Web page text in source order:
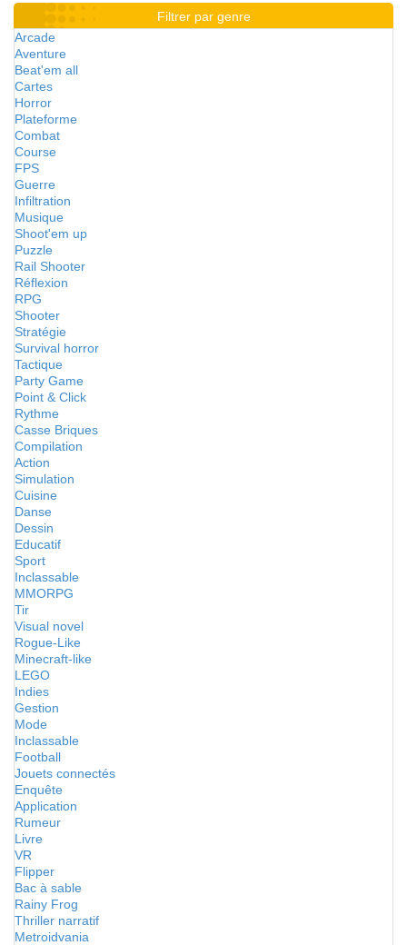
Filtrer par genre
Arcade
Aventure
Beat'em all
Cartes
Horror
Plateforme
Combat
Course
FPS
Guerre
Infiltration
Musique
Shoot'em up
Puzzle
Rail Shooter
Réflexion
RPG
Shooter
Stratégie
Survival horror
Tactique
Party Game
Point & Click
Rythme
Casse Briques
Compilation
Action
Simulation
Cuisine
Danse
Dessin
Educatif
Sport
Inclassable
MMORPG
Tir
Visual novel
Rogue-Like
Minecraft-like
LEGO
Indies
Gestion
Mode
Inclassable
Football
Jouets connectés
Enquête
Application
Rumeur
Livre
VR
Flipper
Bac à sable
Rainy Frog
Thriller narratif
Metroidvania